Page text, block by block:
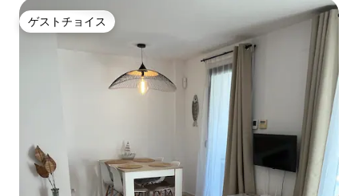
ゲストチョイス
ゲストチョイス